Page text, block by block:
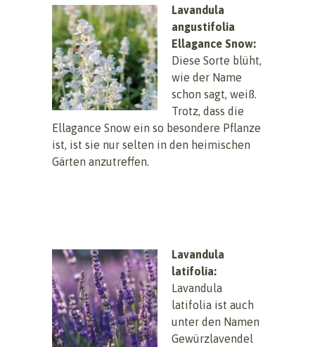
Lavandula
angustifolia
Ellagance Snow:
Diese Sorte blüht,
wie der Name
schon sagt, weiß.
Trotz, dass die
Ellagance Snow ein so besondere Pflanze
ist, ist sie nur selten in den heimischen
Gärten anzutreffen.
Lavandula
latifolia:
Lavandula
latifolia ist auch
unter den Namen
Gewürzlavendel